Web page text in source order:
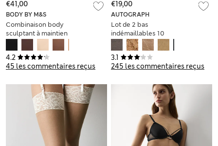
4.2
45 les commentaires reçus
BODY BY M&S
Combinaison body
sculptant à maintien
€41,00
3.1
245 les commentaires reçus
AUTOGRAPH
Lot de 2 bas
indémaillables 10
deniers, autofixants
et mats
€19,00